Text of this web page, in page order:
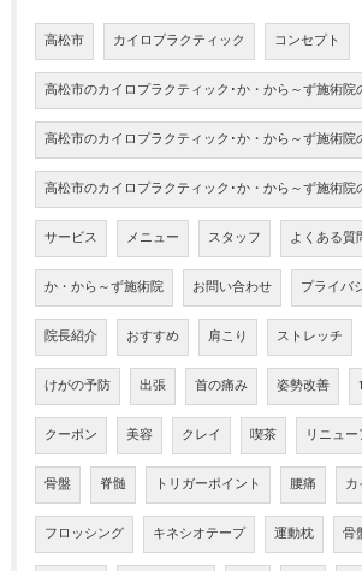
高松市 カイロプラクティック コンセプト
高松市のカイロプラクティック･か・から～ず施術院
高松市のカイロプラクティック･か・から～ず施術院
高松市のカイロプラクティック･か・から～ず施術院
サービス メニュー スタッフ よくある質
か・から～ず施術院 お問い合わせ プライバ
院長紹介 おすすめ 肩こり ストレッチ
けがの予防 出張 首の痛み 姿勢改善
クーポン 美容 クレイ 喫茶 リニュ
骨盤 脊髄 トリガーポイント 腰痛
フロッシング キネシオテープ 運動枕 骨